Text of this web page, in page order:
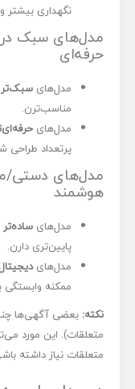
نگهداری
مدل‌های سبک در
حرفه‌ای
مدل‌هایسبک‌تر
مناسب‌ترن.
مدل‌های
پرتعداد طراحی
مدل‌های دستی/
هوشمند
مدل‌هایساده‌تر
پایین‌تری دارن.
مدل‌های
ممکنه
نکته: بعضی آگهی‌ها
متعلقات). این مورد
متعلقات نیاز داشته